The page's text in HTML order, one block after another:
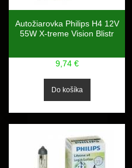
Autožiarovka Philips H4 12V
55W X-treme Vision Blistr
9,74 €